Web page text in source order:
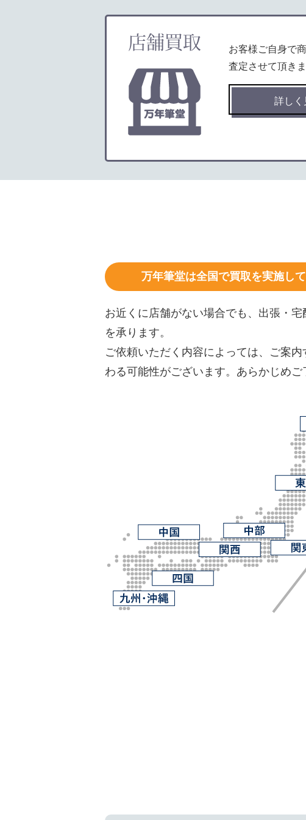
店舗買取
お客様ご自身で
査定させて頂きま
詳しく
万年筆堂は全国で買取を実施して
お近くに店舗がない場合でも、出張・宅
を承ります。
ご依頼いただく内容によっては、ご案
わる可能性がございます。あらかじめご